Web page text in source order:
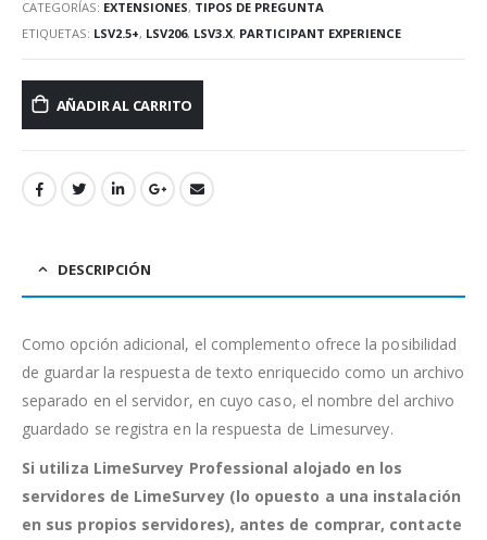
CATEGORÍAS: EXTENSIONES, TIPOS DE PREGUNTA
ETIQUETAS: LSV2.5+, LSV206, LSV3.X, PARTICIPANT EXPERIENCE
AÑADIR AL CARRITO
DESCRIPCIÓN
Como opción adicional, el complemento ofrece la posibilidad
de guardar la respuesta de texto enriquecido como un archivo
separado en el servidor, en cuyo caso, el nombre del archivo
guardado se registra en la respuesta de Limesurvey.
Si utiliza LimeSurvey Professional alojado en los
servidores de LimeSurvey (lo opuesto a una instalación
en sus propios servidores), antes de comprar, contacte